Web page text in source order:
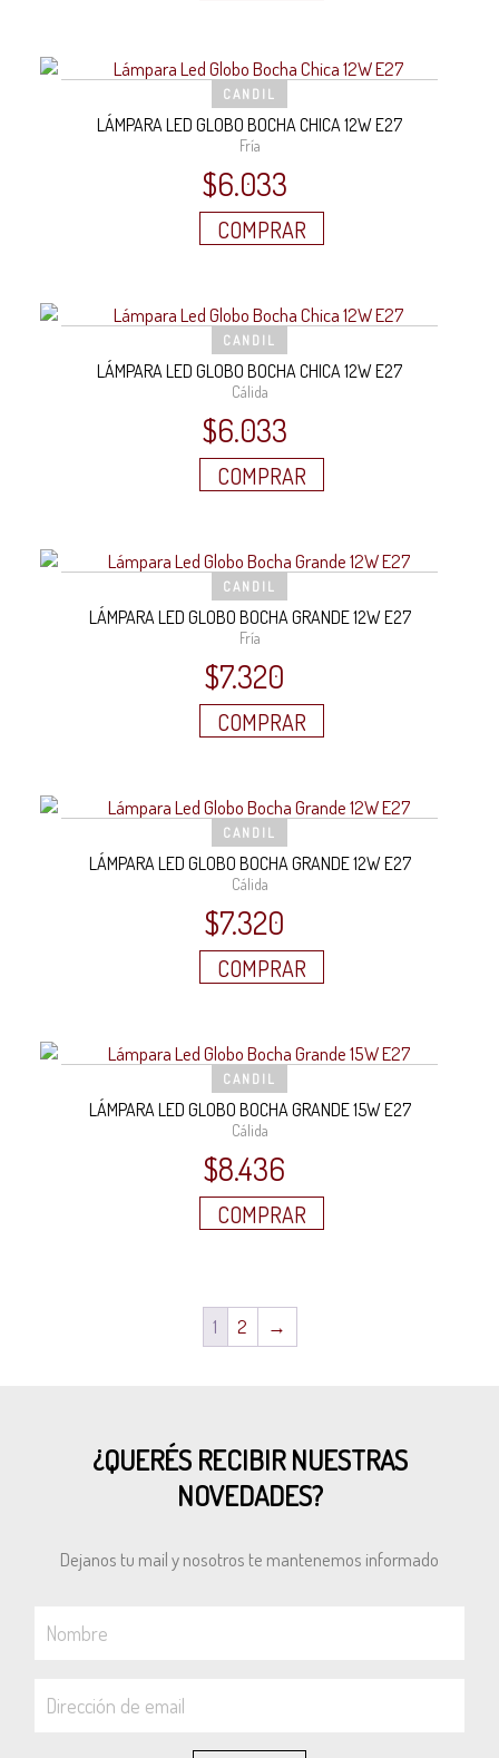
CANDIL
LÁMPARA LED GLOBO BOCHA CHICA 12W E27
Fría
$6.033
COMPRAR
CANDIL
LÁMPARA LED GLOBO BOCHA CHICA 12W E27
Cálida
$6.033
COMPRAR
CANDIL
LÁMPARA LED GLOBO BOCHA GRANDE 12W E27
Fría
$7.320
COMPRAR
CANDIL
LÁMPARA LED GLOBO BOCHA GRANDE 12W E27
Cálida
$7.320
COMPRAR
CANDIL
LÁMPARA LED GLOBO BOCHA GRANDE 15W E27
Cálida
$8.436
COMPRAR
1 2 →
¿QUERÉS RECIBIR NUESTRAS
NOVEDADES?
Dejanos tu mail y nosotros te mantenemos informado